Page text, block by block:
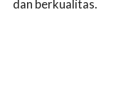
dan berkualitas.